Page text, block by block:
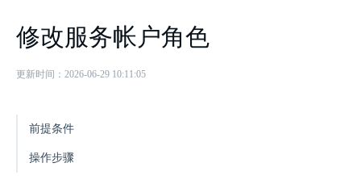
修改服务帐户角色
更新时间：2026-06-29 10:11:05
前提条件
操作步骤